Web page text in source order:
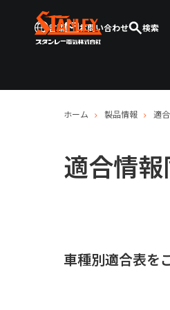
言語 お問い合わせ 検索
ホーム 製品情報 適
適合情
車種別適合表を